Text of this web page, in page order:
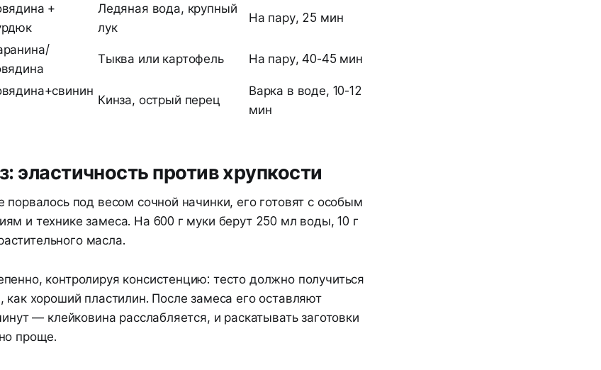
+
Ледяная вода, крупный
лук
На пару, 25 мин
Тыква или картофель На пару, 40-45 мин
Кинза, острый перец
Варка в воде, 10-12
мин
эластичность против хрупкости
порвалось под весом сочной начинки, его готовят с особым
и технике замеса. На 600 г муки берут 250 мл воды, 10 г
масла.
контролируя консистенцию: тесто должно получиться
хороший пластилин. После замеса его оставляют
— клейковина расслабляется, и раскатывать заготовки
проще.